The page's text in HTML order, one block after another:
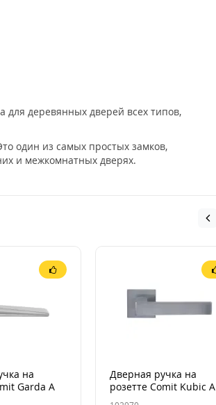
для деревянных дверей всех типов,
один из самых простых замков,
и межкомнатных дверях.
на
Garda А
Дверная ручка на
розетте Comit Kubic A
брашированный